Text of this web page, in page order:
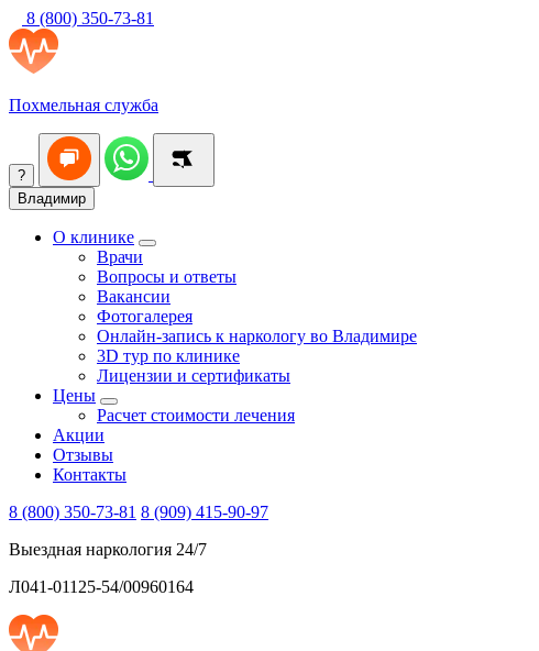
8 (800) 350-73-81
Похмельная служба
?
Владимир
О клинике
Врачи
Вопросы и ответы
Вакансии
Фотогалерея
Онлайн-запись к наркологу во Владимире
3D тур по клинике
Лицензии и сертификаты
Цены
Расчет стоимости лечения
Акции
Отзывы
Контакты
8 (800) 350-73-81 8 (909) 415-90-97
Выездная наркология 24/7
Л041-01125-54/00960164